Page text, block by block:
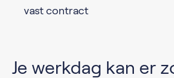
vast contract
Je werkdag kan er